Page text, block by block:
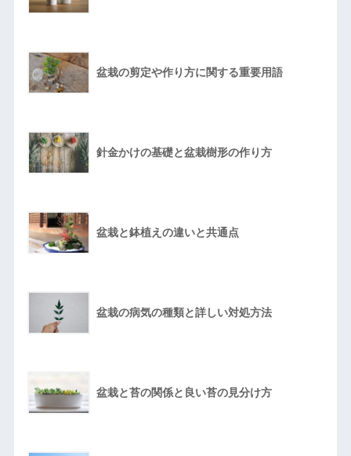
盆栽の剪定や作り方に関する重要用語
針金かけの基礎と盆栽樹形の作り方
盆栽と鉢植えの違いと共通点
盆栽の病気の種類と詳しい対処方法
盆栽と苔の関係と良い苔の見分け方